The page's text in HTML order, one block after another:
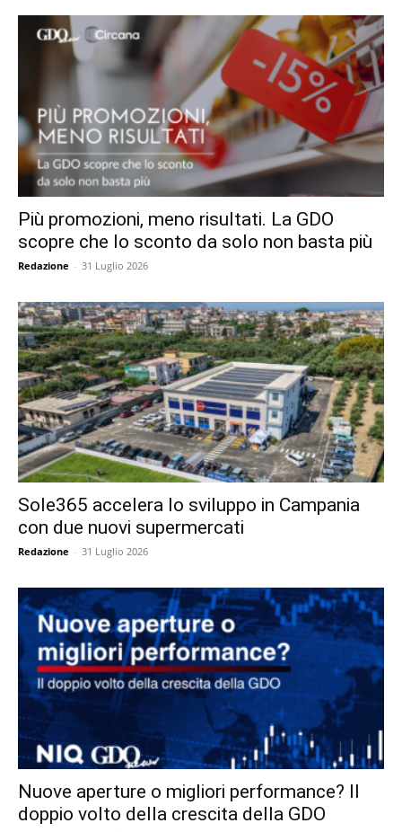
Più promozioni, meno risultati. La GDO
scopre che lo sconto da solo non basta più
Redazione - 31 Luglio 2026
Sole365 accelera lo sviluppo in Campania
con due nuovi supermercati
Redazione - 31 Luglio 2026
Nuove aperture o migliori performance? Il
doppio volto della crescita della GDO